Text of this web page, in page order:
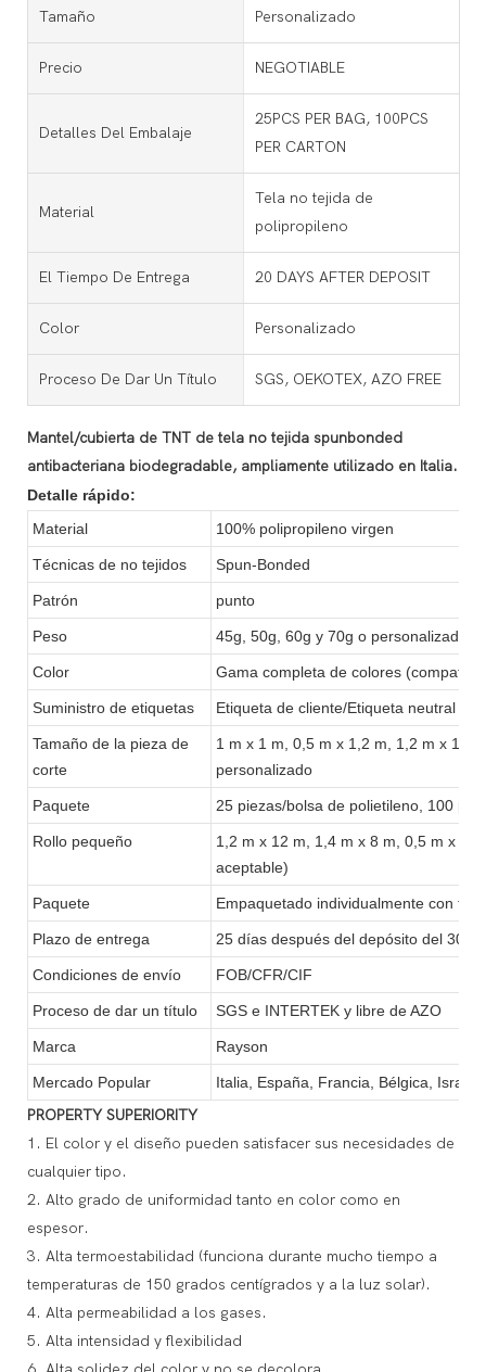
Tamaño Personalizado
Precio NEGOTIABLE
Detalles Del Embalaje
25PCS PER BAG, 100PCS
PER CARTON
Material
Tela no tejida de
polipropileno
El Tiempo De Entrega 20 DAYS AFTER DEPOSIT
Color Personalizado
Proceso De Dar Un Título SGS, OEKOTEX, AZO FREE
Mantel/cubierta de TNT de tela no tejida spunbonded
antibacteriana biodegradable, ampliamente utilizado en Italia.
Detalle rápido:
Material
100% polipropileno virgen
Técnicas de no tejidos Spun-Bonded
Patrón punto
Peso 45g, 50g, 60g y 70g o personalizado
Color Gama completa de colores
Suministro de etiquetas Etiqueta de cliente/Etiqueta neutral
Tamaño de la pieza de
corte
1 m x 1 m, 0,5 m x 1,2 m, 1,2 m x 1,2
personalizado
Paquete 25 piezas/bolsa de polietileno, 100
Rollo pequeño
1,2 m x 12 m, 1,4 m x 8 m, 0,5 m x
aceptable)
Paquete Empaquetado individualmente con
Plazo de entrega 25 días después del depósito del 30%
Condiciones de envío FOB/CFR/CIF
Proceso de dar un título SGS e INTERTEK y libre de AZO
Marca Rayson
Mercado Popular Italia, España, Francia, Bélgica, Israel
PROPERTY SUPERIORITY
1. El color y el diseño pueden satisfacer sus necesidades de
cualquier tipo.
2. Alto grado de uniformidad tanto en color como en
espesor.
3. Alta termoestabilidad (funciona durante mucho tiempo a
temperaturas de 150 grados centígrados y a la luz solar).
4. Alta permeabilidad a los gases.
5. Alta intensidad y flexibilidad